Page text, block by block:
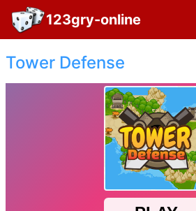
123gry-online
Tower Defense